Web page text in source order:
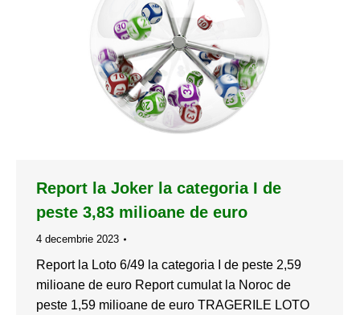
Report la Joker la categoria I de
peste 3,83 milioane de euro
4 decembrie 2023
Report la Loto 6/49 la categoria I de peste 2,59
milioane de euro Report cumulat la Noroc de
peste 1,59 milioane de euro TRAGERILE LOTO